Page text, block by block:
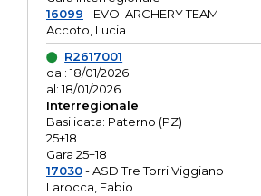
16099 - EVO' ARCHERY TEAM
Accoto, Lucia
R2617001
dal: 18/01/2026
al: 18/01/2026
Interregionale
Basilicata: Paterno (PZ)
25+18
Gara 25+18
17030- ASD Tre Torri Viggiano
Larocca, Fabio